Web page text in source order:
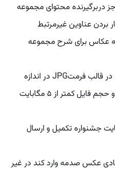
دربرگیرنده محتوای مجموعه‌
بردن عناوین غیرمرتبط
عکاس برای شرح مجموعه
۸. عکس‌های ارسالی به صورت رنگی، در قالب فرمتJPG در اندازه
حداکثر ۲۰۰۰ پیکسل ضلع بزرگ بوده و حجم فایل کمتر از ۵ مگابایت
جشنواره تکمیل و ارسال
عکس صدمه وارد کند در غیر